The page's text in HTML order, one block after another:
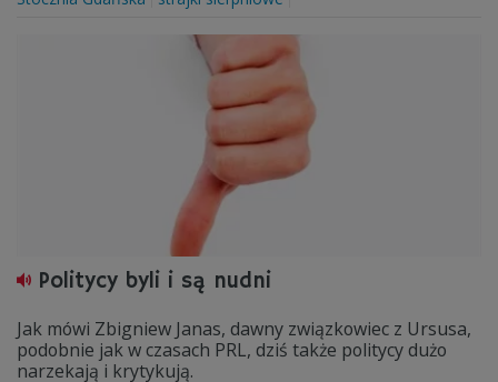
Politycy byli i są nudni
Jak mówi Zbigniew Janas, dawny związkowiec z Ursusa,
podobnie jak w czasach PRL, dziś także politycy dużo
narzekają i krytykują.